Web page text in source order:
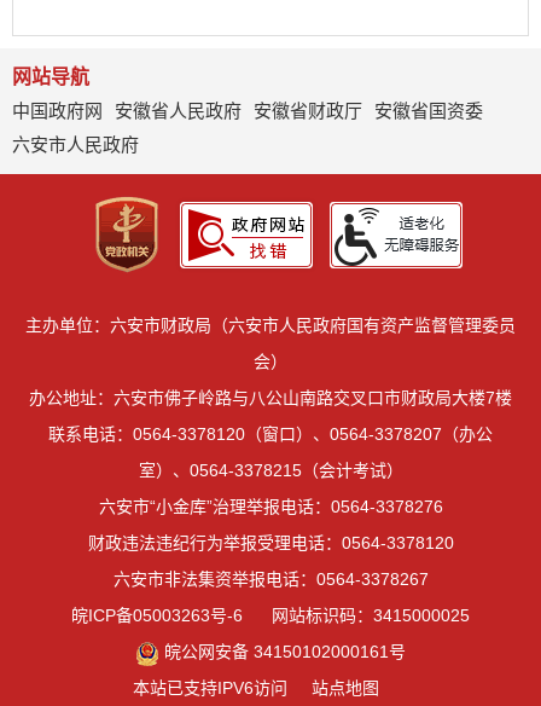
网站导航
中国政府网
安徽省人民政府 安徽省财政厅
安徽省国资委
六安市人民政府
主办单位：六安市财政局（六安市人民政府国有资产监督管理委员
会）
办公地址：六安市佛子岭路与八公山南路交叉口市财政局大楼7楼
联系电话：0564-3378120（窗口）、0564-3378207（办公
室）、0564-3378215（会计考试）
六安市“小金库”治理举报电话：0564-3378276
财政违法违纪行为举报受理电话：0564-3378120
六安市非法集资举报电话：0564-3378267
皖ICP备05003263号-6
网站标识码：3415000025
皖公网安备 34150102000161号
本站已支持IPV6访问
站点地图